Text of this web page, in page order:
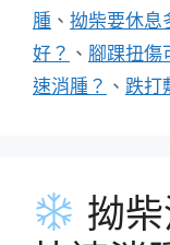
腫 、 拗柴要休息
好？ 、 腳踝扭傷
速消腫？ 、 跌打
拗